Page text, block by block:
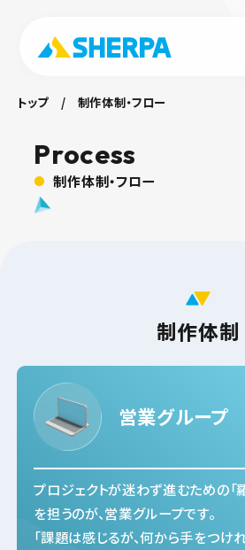
トップ 制作体制・フロー
Process
制作体制・フロー
制作体制
営業グループ
プロジェクトが迷わず進むための「
を担うのが、営業グループです。
「課題は感じるが、何から手をつ